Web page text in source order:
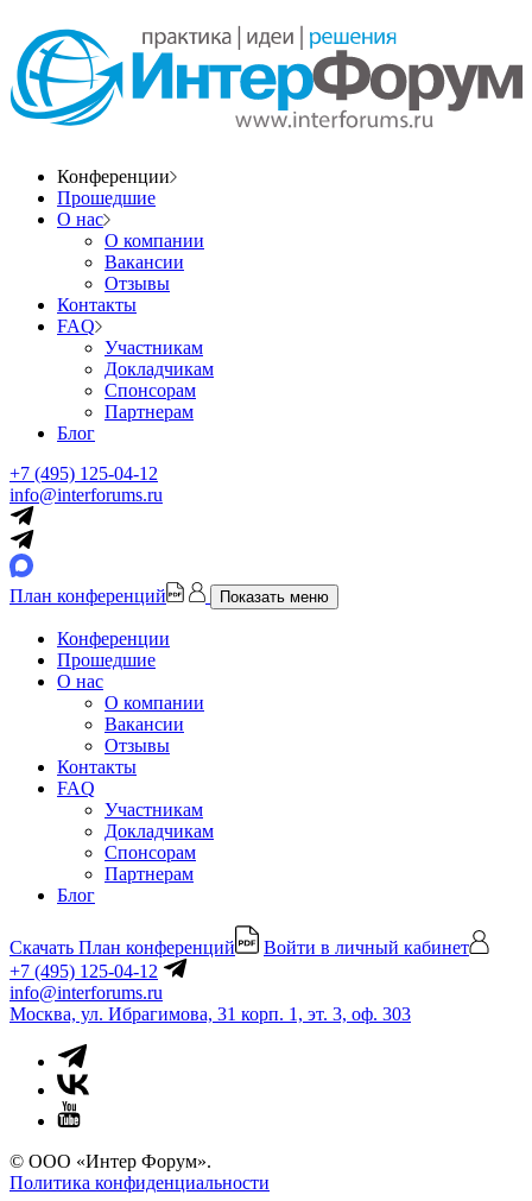
Конференции
Прошедшие
О нас
О компании
Вакансии
Отзывы
Контакты
FAQ
Участникам
Докладчикам
Спонсорам
Партнерам
Блог
+7 (495) 125-04-12
info@interforums.ru
План конференций Показать меню
Конференции
Прошедшие
О нас
О компании
Вакансии
Отзывы
Контакты
FAQ
Участникам
Докладчикам
Спонсорам
Партнерам
Блог
Скачать План конференций
Войти в личный кабинет
+7 (495) 125-04-12
info@interforums.ru
Москва, ул. Ибрагимова, 31 корп. 1, эт. 3, оф. 303
© ООО «Интер Форум».
Политика конфиденциальности